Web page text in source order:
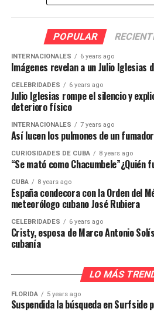
POPULAR
INTERNACIONALES 6 years ago
Imágenes revelan a un Julio Iglesias
CELEBRIDADES 6 years ago
Julio Iglesias rompe el silencio y
deterioro físico
INTERNACIONALES 7 years ago
Así lucen los pulmones de un
CURIOSIDADES DE CUBA 8 years ago
“Se mató como Chacumbele”¿Quién
CUBA 8 years ago
España condecora con la Orden del
meteorólogo cubano José Rubiera
CELEBRIDADES 6 years ago
Cristy, esposa de Marco Antonio
cubanía
LO MÁS
FLORIDA 5 years ago
Suspendida la búsqueda en